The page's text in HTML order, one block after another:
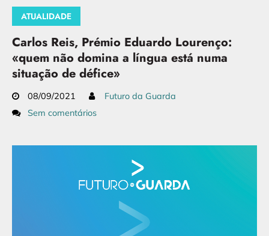
ATUALIDADE
Carlos Reis, Prémio Eduardo Lourenço:
«quem não domina a língua está numa
situação de défice»
08/09/2021
Futuro da Guarda
Sem comentários